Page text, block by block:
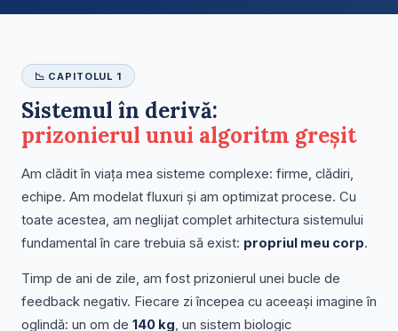
📉 CAPITOLUL 1
Sistemul în derivă:
prizonierul unui algoritm greșit
Am clădit în viața mea sisteme complexe: firme, clădiri,
echipe. Am modelat fluxuri și am optimizat procese. Cu
toate acestea, am neglijat complet arhitectura sistemului
fundamental în care trebuia să exist: propriul meu corp.
Timp de ani de zile, am fost prizonierul unei bucle de
feedback negativ. Fiecare zi începea cu aceeași imagine în
oglindă: un om de 140 kg, un sistem biologic